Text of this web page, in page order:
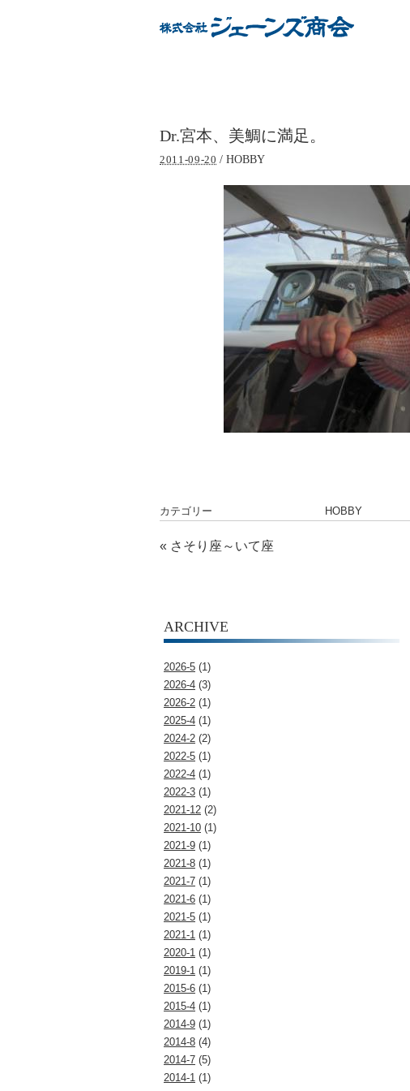
Dr.宮本、美鯛に満足。
2011-09-20 /HOBBY
カテゴリー HOBBY
« さそり座～いて座
ARCHIVE
2026-5 (1)
2026-4 (3)
2026-2 (1)
2025-4 (1)
2024-2 (2)
2022-5 (1)
2022-4 (1)
2022-3 (1)
2021-12 (2)
2021-10 (1)
2021-9 (1)
2021-8 (1)
2021-7 (1)
2021-6 (1)
2021-5 (1)
2021-1 (1)
2020-1 (1)
2019-1 (1)
2015-6 (1)
2015-4 (1)
2014-9 (1)
2014-8 (4)
2014-7 (5)
2014-1 (1)